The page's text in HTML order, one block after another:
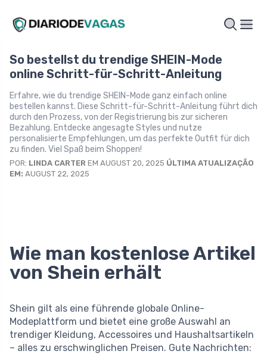
So bestellst du trendige SHEIN-Mode
online Schritt-für-Schritt-Anleitung
Erfahre, wie du trendige SHEIN-Mode ganz einfach online
bestellen kannst. Diese Schritt-für-Schritt-Anleitung führt dich
durch den Prozess, von der Registrierung bis zur sicheren
Bezahlung. Entdecke angesagte Styles und nutze
personalisierte Empfehlungen, um das perfekte Outfit für dich
zu finden. Viel Spaß beim Shoppen!
POR: LINDA CARTER EM AUGUST 20, 2025 ÚLTIMA ATUALIZAÇÃO
EM: AUGUST 22, 2025
Wie man kostenlose Artikel
von Shein erhält
Shein gilt als eine führende globale Online-
Modeplattform und bietet eine große Auswahl an
trendiger Kleidung, Accessoires und Haushaltsartikeln
– alles zu erschwinglichen Preisen. Gute Nachrichten: